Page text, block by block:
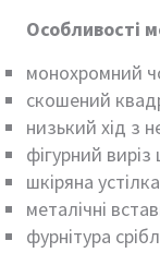
Особливості
монохромний
скошений
низький хід з
фігурний
шкіряна
металічні
фурнітура